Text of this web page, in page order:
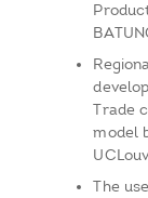
Trade
model
The